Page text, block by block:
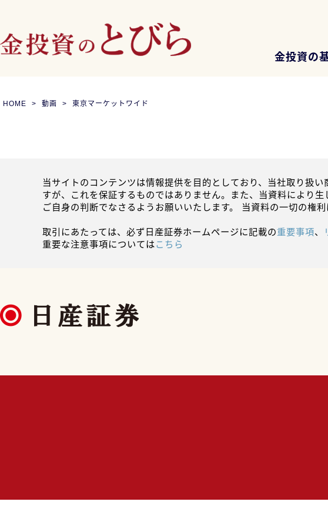
金投資の
HOME 動画 東京マーケットワイド
当サイトのコンテンツは情報提供を目的としており、当社取り扱
すが、これを保証するものではありません。また、当資料により
ご自身の判断でなさるようお願いいたします。 当資料の一切の権
取引にあたっては、必ず日産証券ホームページに記載の重要事項、
重要な注意事項についてはこちら